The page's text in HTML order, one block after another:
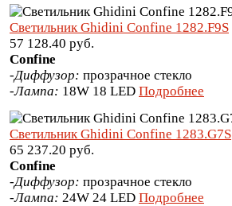
Светильник Ghidini Confine 1282.F9S
57 128.40 руб.
Confine
-Диффузор: прозрачное стекло
-Лампа: 18W 18 LED Подробнее
Светильник Ghidini Confine 1283.G7S
65 237.20 руб.
Confine
-Диффузор: прозрачное стекло
-Лампа: 24W 24 LED Подробнее